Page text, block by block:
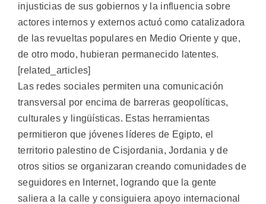
injusticias de sus gobiernos y la influencia sobre
actores internos y externos actuó como catalizadora
de las revueltas populares en Medio Oriente y que,
de otro modo, hubieran permanecido latentes.
[related_articles]
Las redes sociales permiten una comunicación
transversal por encima de barreras geopolíticas,
culturales y lingüísticas. Estas herramientas
permitieron que jóvenes líderes de Egipto, el
territorio palestino de Cisjordania, Jordania y de
otros sitios se organizaran creando comunidades de
seguidores en Internet, logrando que la gente
saliera a la calle y consiguiera apoyo internacional